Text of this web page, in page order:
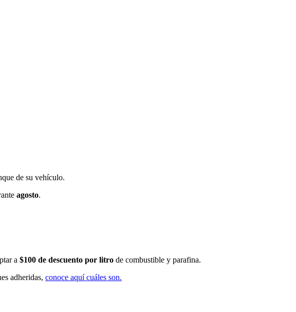
de su vehículo.
agosto.
a $100 de descuento por litro de combustible y parafina.
adheridas, conoce aquí cuáles son.